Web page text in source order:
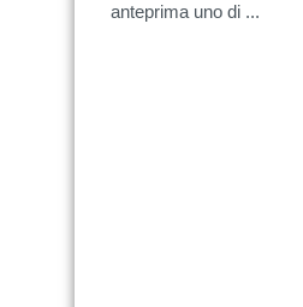
anteprima uno di ...